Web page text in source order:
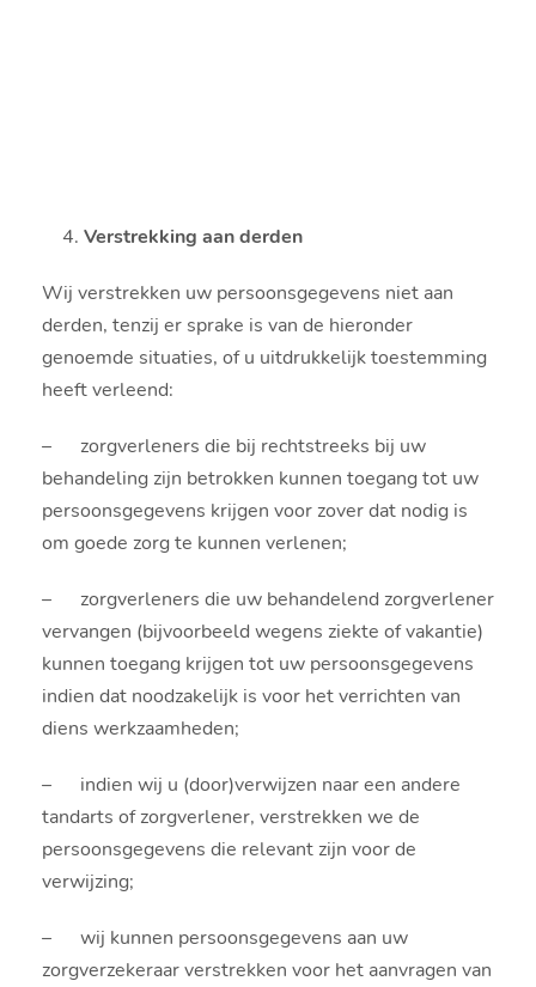
Verstrekking aan derden
Wij verstrekken uw persoonsgegevens niet aan
derden, tenzij er sprake is van de hieronder
genoemde situaties, of u uitdrukkelijk toestemming
heeft verleend:
– zorgverleners die bij rechtstreeks bij uw
behandeling zijn betrokken kunnen toegang tot uw
persoonsgegevens krijgen voor zover dat nodig is
om goede zorg te kunnen verlenen;
– zorgverleners die uw behandelend zorgverlener
vervangen (bijvoorbeeld wegens ziekte of vakantie)
kunnen toegang krijgen tot uw persoonsgegevens
indien dat noodzakelijk is voor het verrichten van
diens werkzaamheden;
– indien wij u (door)verwijzen naar een andere
tandarts of zorgverlener, verstrekken we de
persoonsgegevens die relevant zijn voor de
verwijzing;
– wij kunnen persoonsgegevens aan uw
zorgverzekeraar verstrekken voor het aanvragen van